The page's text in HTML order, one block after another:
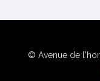
© Avenue de